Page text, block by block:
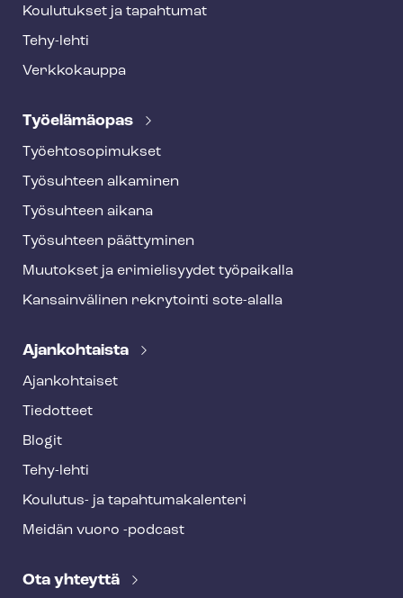
Koulutukset ja tapahtumat
Tehy-lehti
Verkkokauppa
Työelämäopas
Työ­eh­to­so­pi­muk­set
Työsuhteen alkaminen
Työsuhteen aikana
Työsuhteen päättyminen
Muutokset ja erimielisyydet työpaikalla
Kansainvälinen rekrytointi sote-alalla
Ajankohtaista
Ajankohtaiset
Tiedotteet
Blogit
Tehy-lehti
Koulutus- ja ta­pah­tu­ma­ka­len­te­ri
Meidän vuoro -podcast
Ota yhteyttä